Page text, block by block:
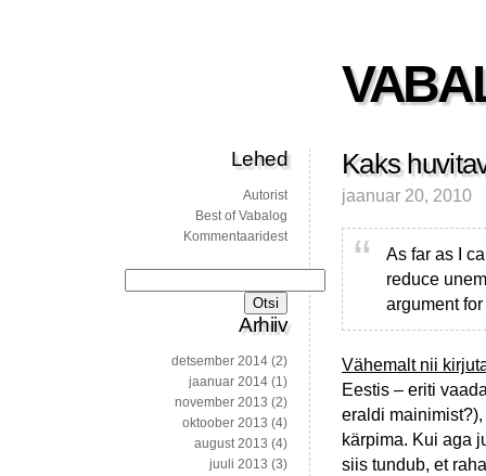
Kaks
jaanuar 20, 2010
As far as I
reduce
argument
Vähemalt nii
Eestis – eriti
eraldi
kärpima. Kui aga
siis tundub, et
Lehed
Autorist
Best of Vabalog
Kommentaaridest
Arhiiv
detsember 2014 (2)
jaanuar 2014 (1)
november 2013 (2)
oktoober 2013 (4)
august 2013 (4)
juuli 2013 (3)